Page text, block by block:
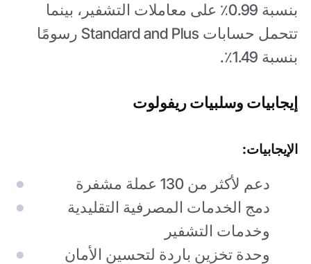
بنسبة 0.99٪ على معاملات التشفير، بينما
تتحمل حسابات Standard and Plus رسومًا
بنسبة 1.49٪.
إيجابيات وسلبيات ريفولوت
الإيجابيات:
دعم لأكثر من 130 عملة مشفرة
دمج الخدمات المصرفية التقليدية
وخدمات التشفير
وحدة تخزين باردة لتحسين الأمان